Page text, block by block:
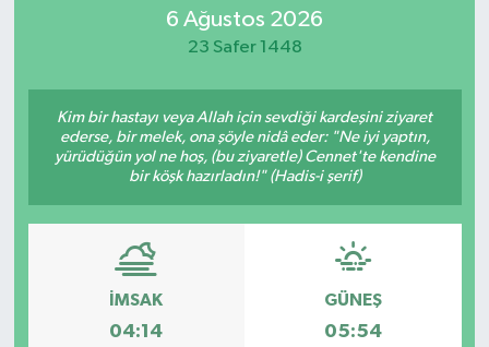
6 Ağustos 2026
23 Safer 1448
Kim bir hastayı veya Allah için sevdiği kardeşini ziyaret
ederse, bir melek, ona şöyle nidâ eder: "Ne iyi yaptın,
yürüdüğün yol ne hoş, (bu ziyaretle) Cennet'te kendine
bir köşk hazırladın!" (Hadis-i şerif)
İMSAK
04:14
GÜNEŞ
05:54
ÖZEL HABER
RESMİ İLANLAR
SAĞLIK
SİYASET